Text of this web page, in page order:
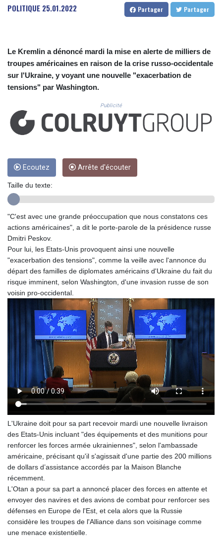
CUP 30.637594
DKK 7.477932
DOP 67.289164
DZD 152.967099
FJD 2.553384
FKP 0.8566
GGP 0.8566
GHS 13.526832
GMD 84.980421
GTQ 8.794891
GYD 241.157003
HNL 30.895616
HRK 7.536622
HTG 150.718127
HUF 363.096405
ILS 3.468234
IMP 0.8566
INR 110.076256
IQD 1509.981237
IRR
1590322.371805
ISK 142.598215
JEP 0.8566
JMD 183.057725
JOD 0.819746
JPY 182.445186
KES 149.158147
KGS 101.104505
KHR 4681.941823
KMF 492.514185
KRW 1627.712241
KYD 0.960588
KZT 540.233287
LAK 26025.676609
LBP
POLITIQUE 25.01.2022 Partager Partager
Le Kremlin a dénoncé mardi la mise en alerte de milliers de
troupes américaines en raison de la crise russo-occidentale
sur l'Ukraine, y voyant une nouvelle "exacerbation de
tensions" par Washington.
Publicité
Ecoutez Arrête d'écouter
Taille du texte:
"C'est avec une grande préoccupation que nous constatons ces
actions américaines", a dit le porte-parole de la présidence russe
Dmitri Peskov.
Pour lui, les Etats-Unis provoquent ainsi une nouvelle
"exacerbation des tensions", comme la veille avec l'annonce du
départ des familles de diplomates américains d'Ukraine du fait du
risque imminent, selon Washington, d'une invasion russe de son
voisin pro-occidental.
L'Ukraine doit pour sa part recevoir mardi une nouvelle livraison
des Etats-Unis incluant "des équipements et des munitions pour
renforcer les forces armée ukrainiennes", selon l'ambassade
américaine, précisant qu'il s'agissait d'une partie des 200 millions
de dollars d’assistance accordés par la Maison Blanche
récemment.
L'Otan a pour sa part a annoncé placer des forces en attente et
envoyer des navires et des avions de combat pour renforcer ses
défenses en Europe de l'Est, et cela alors que la Russie
considère les troupes de l'Alliance dans son voisinage comme
une menace existentielle.